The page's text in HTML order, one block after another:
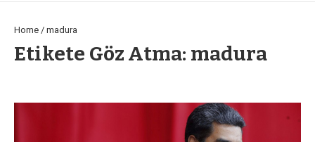
Home / madura
Etikete Göz Atma: madura